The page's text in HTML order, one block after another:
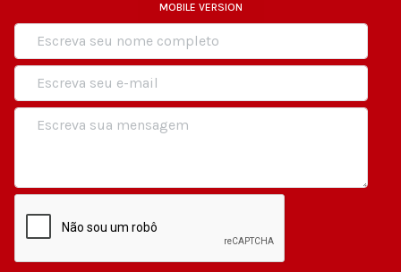
MOBILE VERSION